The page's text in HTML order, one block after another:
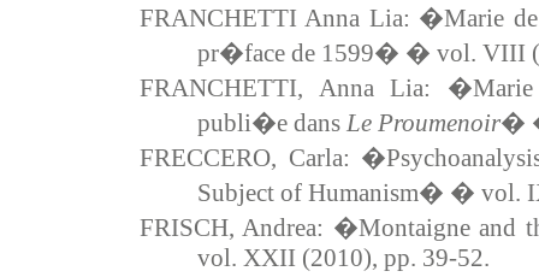
FRANCHETTI Anna Lia: �Marie
pr�face de 1599� � vol. VIII
FRANCHETTI, Anna Lia:
publi�e dans Le Proumenoir�
FRECCERO, Carla:
Subject of Humanism� � vol.
FRISCH, Andrea: �Montaigne
vol. XXII (2010), pp. 39-52.